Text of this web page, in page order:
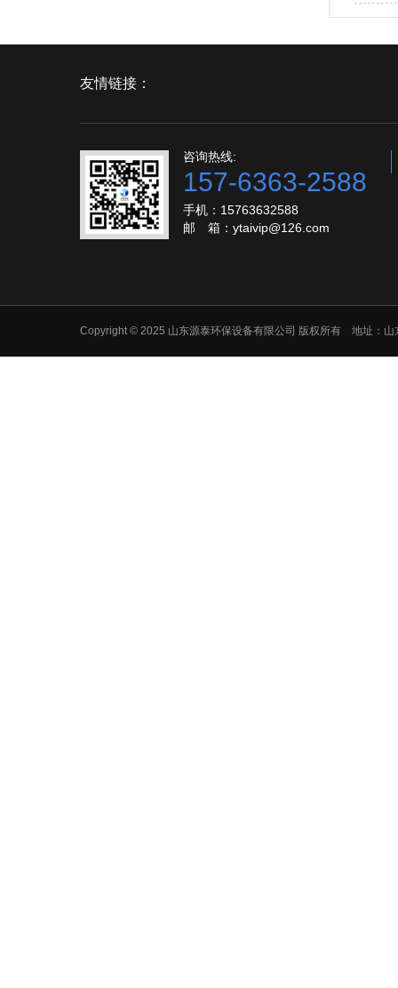
友情链接：
咨询热线:
157-6363-2588
手机：15763632588
邮 箱：ytaivip@126.com
Copyright © 2025 山东源泰环保设备有限公司 版权所有 地址：